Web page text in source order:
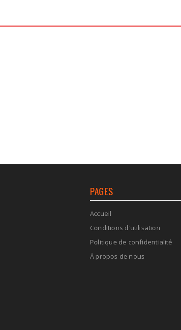
PAGES
Accueil
Conditions d'utilisation
Politique de confidentialité
À propos de nous